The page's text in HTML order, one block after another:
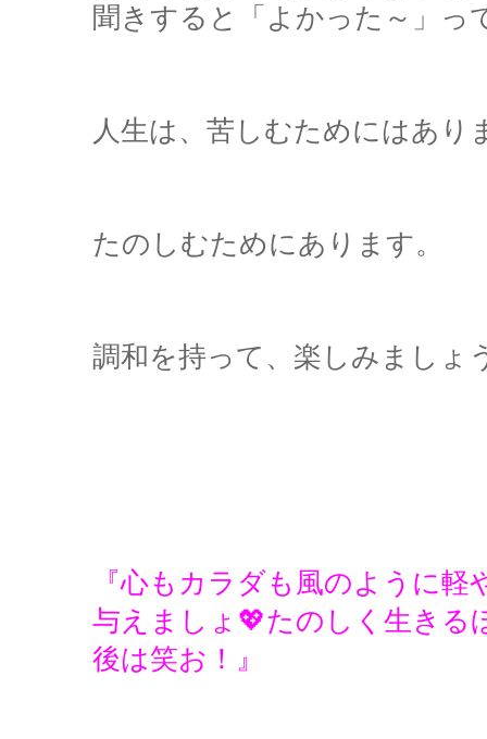
聞きすると「よかった～」っ
人生は、苦しむためにはあり
たのしむためにあります。
調和を持って、楽しみましょ
『心もカラダも風のように
与えましょ💖たのしく生きる
後は笑お！』